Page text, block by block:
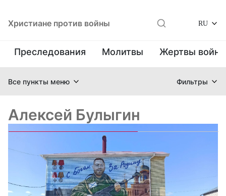
Христиане против войны RU
Преследования Молитвы Жертвы
Все пункты меню Фильтры
Алексей Булыгин